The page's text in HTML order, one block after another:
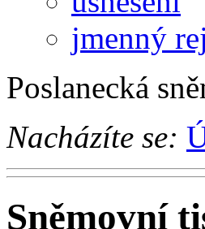
jmenný
Poslanecká
Nacházíte se:
Sněmovní